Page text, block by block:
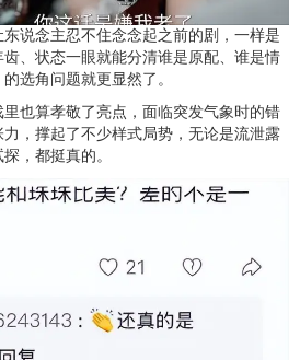
说念主忍不住念念起之前的剧，一样是
、状态一眼就能分清谁是原配、谁是情
选角问题就更显然了。
也算孝敬了亮点，面临突发气象时的错
，撑起了不少样式局势，无论是流泄露
，都挺真的。